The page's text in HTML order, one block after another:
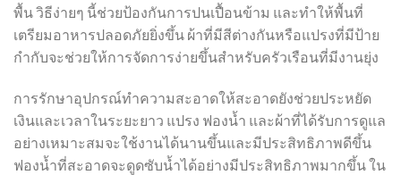
พื้น วิธีง่ายๆ นี้ช่วยป้องกันการปนเปื้อนข้าม และทำให้พื้นที่
เตรียมอาหารปลอดภัยยิ่งขึ้น ผ้าที่มีสีต่างกันหรือแปรงที่มีป้าย
กำกับจะช่วยให้การจัดการง่ายขึ้นสำหรับครัวเรือนที่มีงานยุ่ง
การรักษาอุปกรณ์ทำความสะอาดให้สะอาดยังช่วยประหยัด
เงินและเวลาในระยะยาว แปรง ฟองน้ำ และผ้าที่ได้รับการดูแล
อย่างเหมาะสมจะใช้งานได้นานขึ้นและมีประสิทธิภาพดีขึ้น
ฟองน้ำที่สะอาดจะดูดซับน้ำได้อย่างมีประสิทธิภาพมากขึ้น ใน